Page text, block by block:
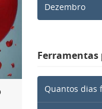
Dezembro
Ferramentas
Quantos dias